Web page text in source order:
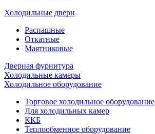
Холодильные двери
Распашные
Откатные
Маятниковые
Дверная фурнитура
Холодильные камеры
Холодильное оборудование
Торговое холодильное оборудование
Для холодильных камер
ККБ
Теплообменное оборудование